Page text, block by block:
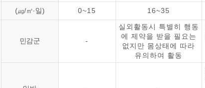
(㎍/㎥·일) 0~15 16~35
민감군 -
실외활동시 특별히 행동
에 제약을 받을 필요는
없지만 몸상태에 따라
유의하여 활동